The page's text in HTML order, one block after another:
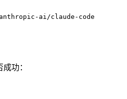
ai/claude-code
功：